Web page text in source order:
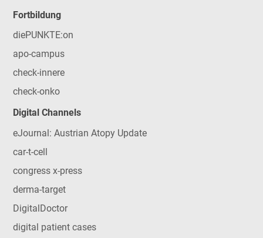
Fortbildung
diePUNKTE:on
apo-campus
check-innere
check-onko
Digital Channels
eJournal: Austrian Atopy Update
car-t-cell
congress x-press
derma-target
DigitalDoctor
digital patient cases